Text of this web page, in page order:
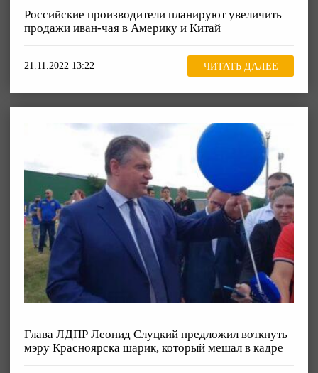
Российские производители планируют увеличить
продажи иван-чая в Америку и Китай
21.11.2022 13:22 ЧИТАТЬ ДАЛЕЕ
Глава ЛДПР Леонид Слуцкий предложил воткнуть
мэру Красноярска шарик, который мешал в кадре